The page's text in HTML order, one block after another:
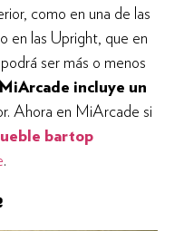
como en una de las
en las Upright, que en
ser más o menos
incluye un
Ahora en MiArcade si
bartop
.